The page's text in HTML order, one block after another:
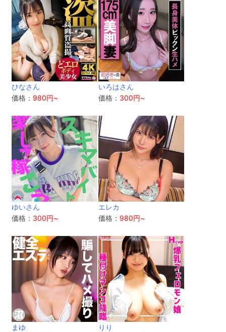
ひなさん
価格： 980円~
いろはさん
価格： 300円~
ゆいさん
価格： 300円~
エレカ
価格： 980円~
まゆ
りり